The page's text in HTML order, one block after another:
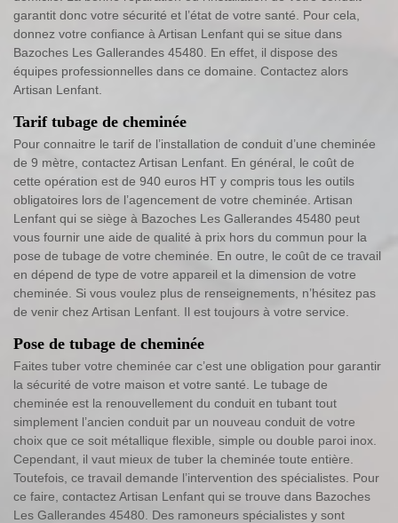
garantit donc votre sécurité et l’état de votre santé. Pour cela,
donnez votre confiance à Artisan Lenfant qui se situe dans
Bazoches Les Gallerandes 45480. En effet, il dispose des
équipes professionnelles dans ce domaine. Contactez alors
Artisan Lenfant.
Tarif tubage de cheminée
Pour connaitre le tarif de l’installation de conduit d’une cheminée
de 9 mètre, contactez Artisan Lenfant. En général, le coût de
cette opération est de 940 euros HT y compris tous les outils
obligatoires lors de l’agencement de votre cheminée. Artisan
Lenfant qui se siège à Bazoches Les Gallerandes 45480 peut
vous fournir une aide de qualité à prix hors du commun pour la
pose de tubage de votre cheminée. En outre, le coût de ce travail
en dépend de type de votre appareil et la dimension de votre
cheminée. Si vous voulez plus de renseignements, n’hésitez pas
de venir chez Artisan Lenfant. Il est toujours à votre service.
Pose de tubage de cheminée
Faites tuber votre cheminée car c’est une obligation pour garantir
la sécurité de votre maison et votre santé. Le tubage de
cheminée est la renouvellement du conduit en tubant tout
simplement l’ancien conduit par un nouveau conduit de votre
choix que ce soit métallique flexible, simple ou double paroi inox.
Cependant, il vaut mieux de tuber la cheminée toute entière.
Toutefois, ce travail demande l’intervention des spécialistes. Pour
ce faire, contactez Artisan Lenfant qui se trouve dans Bazoches
Les Gallerandes 45480. Des ramoneurs spécialistes y sont